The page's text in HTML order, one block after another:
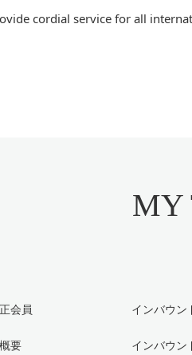
cordial service for all
MY
会員
要
インバウン
インバウン